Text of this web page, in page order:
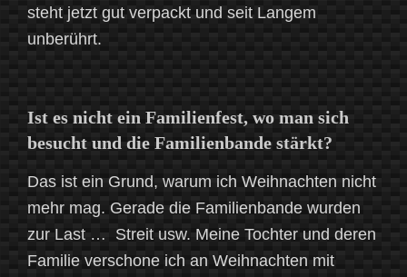
steht jetzt gut verpackt und seit Langem
unberührt.
Ist es nicht ein Familienfest, wo man sich
besucht und die Familienbande stärkt?
Das ist ein Grund, warum ich Weihnachten nicht
mehr mag. Gerade die Familienbande wurden
zur Last … Streit usw. Meine Tochter und deren
Familie verschone ich an Weihnachten mit